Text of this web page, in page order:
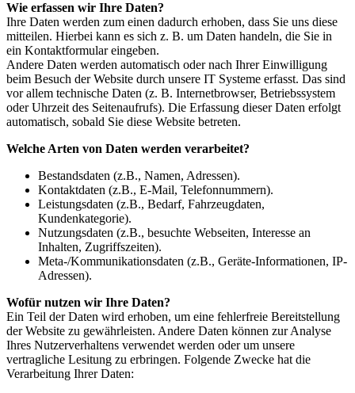
Wie erfassen wir Ihre Daten?
Ihre Daten werden zum einen dadurch erhoben, dass Sie uns diese
mitteilen. Hierbei kann es sich z. B. um Daten handeln, die Sie in
ein Kontaktformular eingeben.
Andere Daten werden automatisch oder nach Ihrer Einwilligung
beim Besuch der Website durch unsere IT Systeme erfasst. Das sind
vor allem technische Daten (z. B. Internetbrowser, Betriebssystem
oder Uhrzeit des Seitenaufrufs). Die Erfassung dieser Daten erfolgt
automatisch, sobald Sie diese Website betreten.
Welche Arten von Daten werden verarbeitet?
Bestandsdaten (z.B., Namen, Adressen).
Kontaktdaten (z.B., E-Mail, Telefonnummern).
Leistungsdaten (z.B., Bedarf, Fahrzeugdaten,
Kundenkategorie).
Nutzungsdaten (z.B., besuchte Webseiten, Interesse an
Inhalten, Zugriffszeiten).
Meta-/Kommunikationsdaten (z.B., Geräte-Informationen, IP-
Adressen).
Wofür nutzen wir Ihre Daten?
Ein Teil der Daten wird erhoben, um eine fehlerfreie Bereitstellung
der Website zu gewährleisten. Andere Daten können zur Analyse
Ihres Nutzerverhaltens verwendet werden oder um unsere
vertragliche Lesitung zu erbringen. Folgende Zwecke hat die
Verarbeitung Ihrer Daten: